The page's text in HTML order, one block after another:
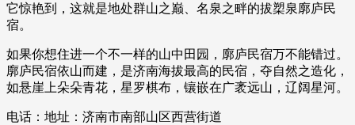
它惊艳到，这就是地处群山之巅、名泉之畔的拔槊泉廓庐民
宿。
如果你想住进一个不一样的山中田园，廓庐民宿万不能错过。
廓庐民宿依山而建，是济南海拔最高的民宿，夺自然之造化，
如悬崖上朵朵青花，星罗棋布，镶嵌在广袤远山，辽阔星河。
电话：地址：济南市南部山区西营街道